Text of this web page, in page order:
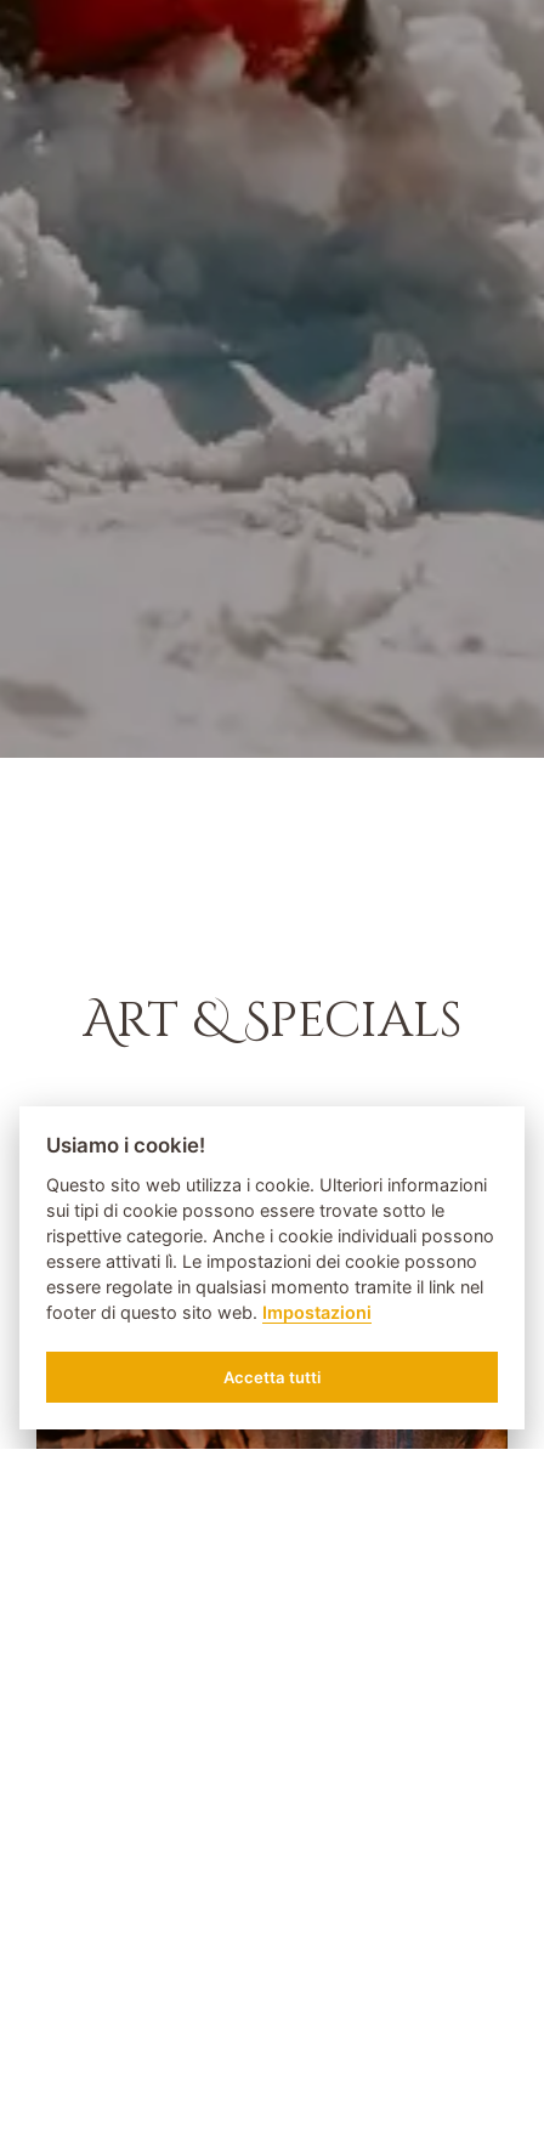
RICHIEDEREPRENOTARE
Art & Specials
Per la famiglia Hinteregger, il motto "arte" si
ritrova in tutta la casa. Oltre alla musica house e
alle incantevoli specialità culinarie, l'arte pittorica
è al centro della filosofia del nostro hotel.
Usiamo i cookie!
Questo sito web utilizza i cookie. Ulteriori informazioni
sui tipi di cookie possono essere trovate sotto le
rispettive categorie. Anche i cookie individuali possono
essere attivati lì. Le impostazioni dei cookie possono
essere regolate in qualsiasi momento tramite il link nel
footer di questo sito web. Impostazioni
Accetta tutti